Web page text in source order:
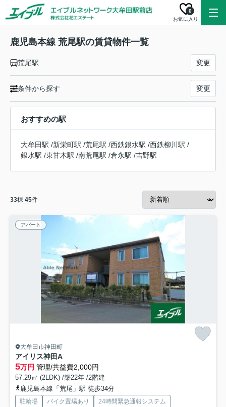
お気に入り
0
鹿児島本線 荒尾駅の賃貸物件一覧
荒尾駅 変更
条件から探す 変更
おすすめの駅
大牟田駅 /新栄町駅 /荒尾駅 /西鉄銀水駅 /西鉄柳川駅 /
銀水駅 /東甘木駅 /南荒尾駅 /倉永駅 /吉野駅
33棟 45件
アパート
大牟田市神田町
アイリス神田A
5万円 管理/共益費2,000円
57.29㎡ (2LDK) /築22年 /2階建
鹿児島本線「荒尾」駅 徒歩34分
駐輪場 バイク置場あり 24時間緊急通報システム